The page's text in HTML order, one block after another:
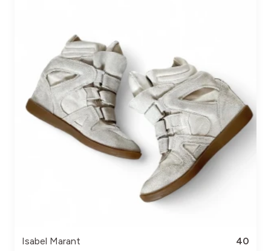
Isabel Marant 40